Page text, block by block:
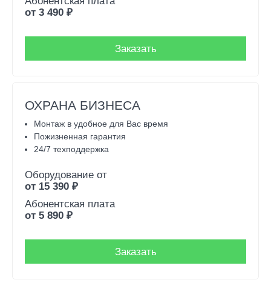
от 3 490 ₽
Заказать
ОХРАНА БИЗНЕСА
Монтаж в удобное для Вас время
Пожизненная гарантия
24/7 техподдержка
Оборудование от
от 15 390 ₽
Абонентская плата
от 5 890 ₽
Заказать